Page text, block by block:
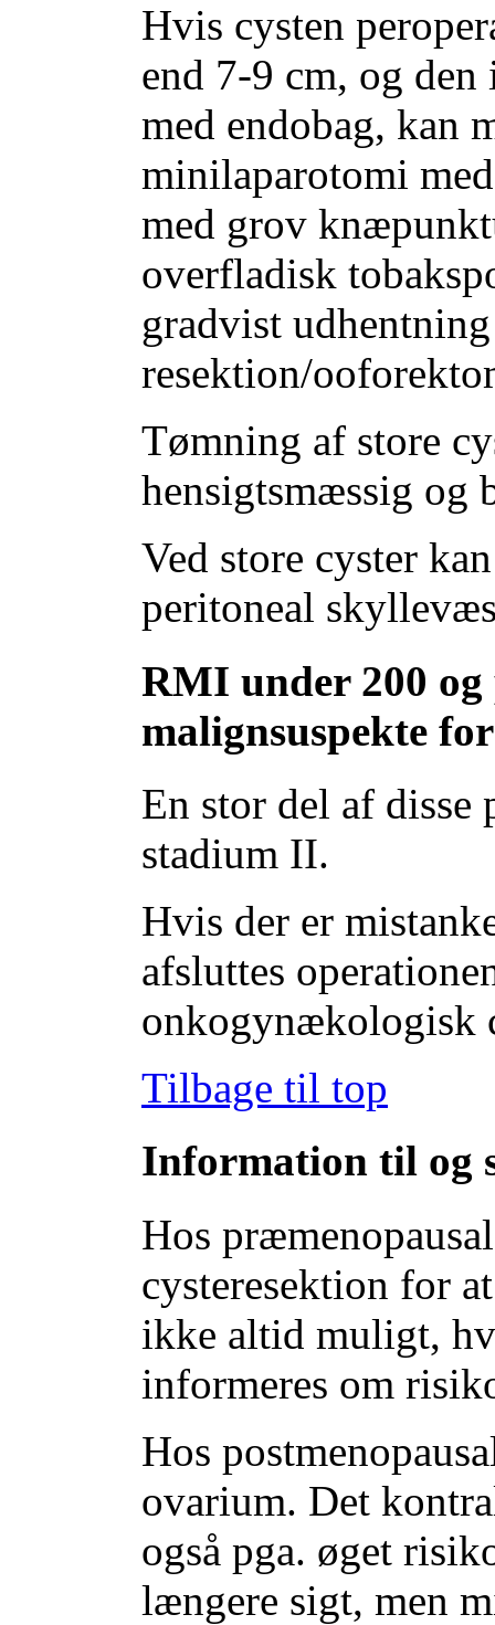
Hvis cysten
end 7-9 cm, og
med endobag, kan
minilaparotomi
med grov
overfladisk
gradvist
resektion/
Tømning af store
hensigtsmæssig og
Ved store cyster
peritoneal
RMI under 200
malignsuspekte
En stor del af
stadium II.
Hvis der er
afsluttes
onkogynækologisk
Tilbage til top
Information til og
Hos
cysteresektion for
ikke altid muligt,
informeres om
Hos
ovarium. Det
også pga. øget
længere sigt, men